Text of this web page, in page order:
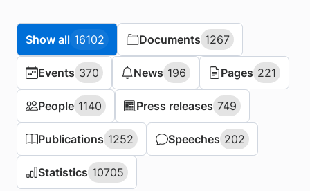
Show all 16102
Show all 16102 Documents 1267
Documents 1267
Events 370
Events 370 News 196
News 196 Pages 221
Pages 221
People 1140
People 1140 Press releases 749
Press releases 749
Publications 1252
Publications 1252 Speeches 202
Speeches 202
Statistics 10705
Statistics 10705